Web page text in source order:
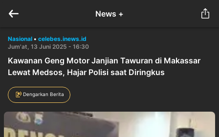
News +
Nasional • celebes.inews.id
Jum'at, 13 Juni 2025 - 16:30
Kawanan Geng Motor Janjian Tawuran di Makassar
Lewat Medsos, Hajar Polisi saat Diringkus
Dengarkan Berita